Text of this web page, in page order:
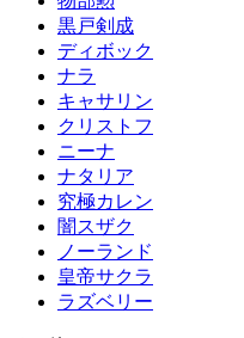
黒戸剣成
ディボック
ナラ
キャサリン
クリストフ
ニーナ
ナタリア
究極カレン
闇スザク
ノーランド
皇帝サクラ
ラズベリー